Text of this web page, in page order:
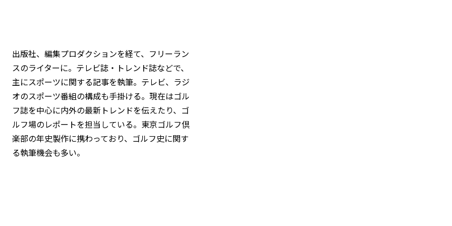
出版社、編集プロダクションを経て、フリーラン
スのライターに。テレビ誌・トレンド誌などで、
主にスポーツに関する記事を執筆。テレビ、ラジ
オのスポーツ番組の構成も手掛ける。現在はゴル
フ誌を中心に内外の最新トレンドを伝えたり、ゴ
ルフ場のレポートを担当している。東京ゴルフ倶
楽部の年史製作に携わっており、ゴルフ史に関す
る執筆機会も多い。